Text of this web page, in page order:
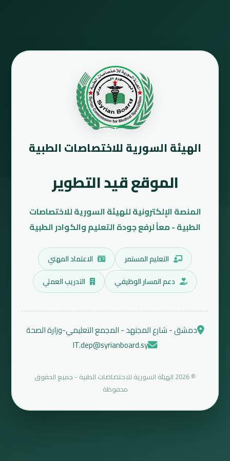
الهيئة السورية للاختصاصات الطبية
الموقع قيد التطوير
المنصة الإلكترونية للهيئة السورية للاختصاصات
الطبية - معاً لرفع جودة التعليم والكوادر الطبية
التعليم المستمر
الاعتماد المهني
دعم المسار الوظيفي
التدريب العملي
دمشق - شارع المجتهد - المجمع التعليمي-وزارة الصحة
IT.dep@syrianboard.sy
© 2026 الهيئة السورية للاختصاصات الطبية - جميع الحقوق
محفوظة